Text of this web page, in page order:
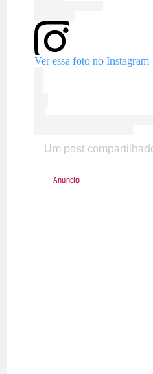
Ver essa foto no Instagram
Um post